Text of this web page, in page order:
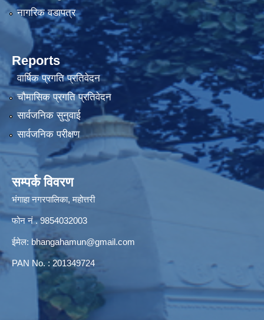
नागरिक वडापत्र
Reports
वार्षिक प्रगति प्रतिवेदन
चौमासिक प्रगति प्रतिवेदन
सार्वजनिक सुनुवाई
सार्वजनिक परीक्षण
सम्पर्क विवरण
भंगाहा नगरपालिका, महोत्तरी
फोन नं . 9854032003
ईमेल: bhangahamun@gmail.com
PAN No. : 201349724